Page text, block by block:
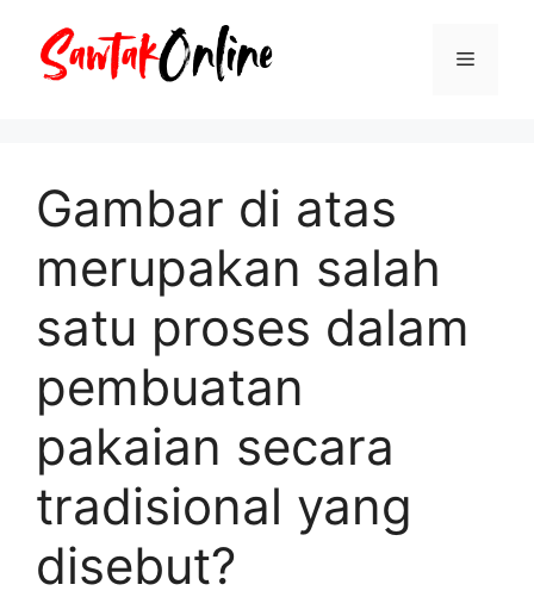
Menu
Gambar di atas
merupakan salah
satu proses dalam
pembuatan
pakaian secara
tradisional yang
disebut?